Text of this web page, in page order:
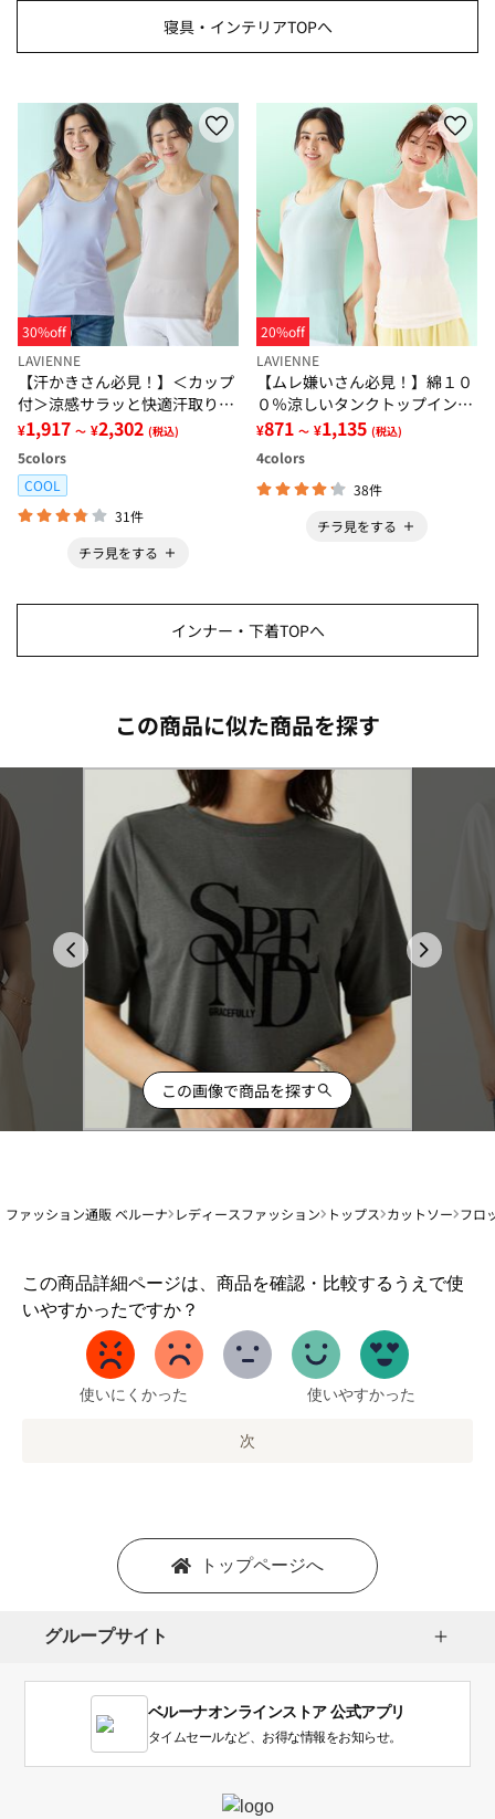
寝具・インテリアTOPへ
30%off
LAVIENNE
【汗かきさん必見！】＜カップ
付＞涼感サラッと快適汗取りタ
ンクトップインナー＜さらりラ
ボ＞
¥1,917 ～ ¥2,302 (税込)
5colors
COOL
31件
チラ見をする
20%off
LAVIENNE
【ムレ嫌いさん必見！】綿１０
０％涼しいタンクトップインナ
ー＜さらりラボ＞
¥871 ～ ¥1,135 (税込)
4colors
38件
チラ見をする
インナー・下着TOPへ
この商品に似た商品を探す
この画像で商品を探す
ファッション通販 ベルーナ レディースファッション トップス カットソー フロ
この商品詳細ページは、商品を確認・比較するうえで使
いやすかったですか？
1
か
い
使いにくかった 使いやすかった
次
トップページへ
グループサイト
ベルーナオンラインストア 公式アプリ
タイムセールなど、お得な情報をお知らせ。